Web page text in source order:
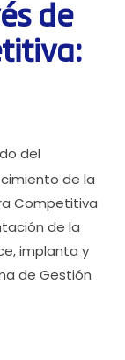
de
del
de la
Competitiva
de la
implanta y
de Gestión